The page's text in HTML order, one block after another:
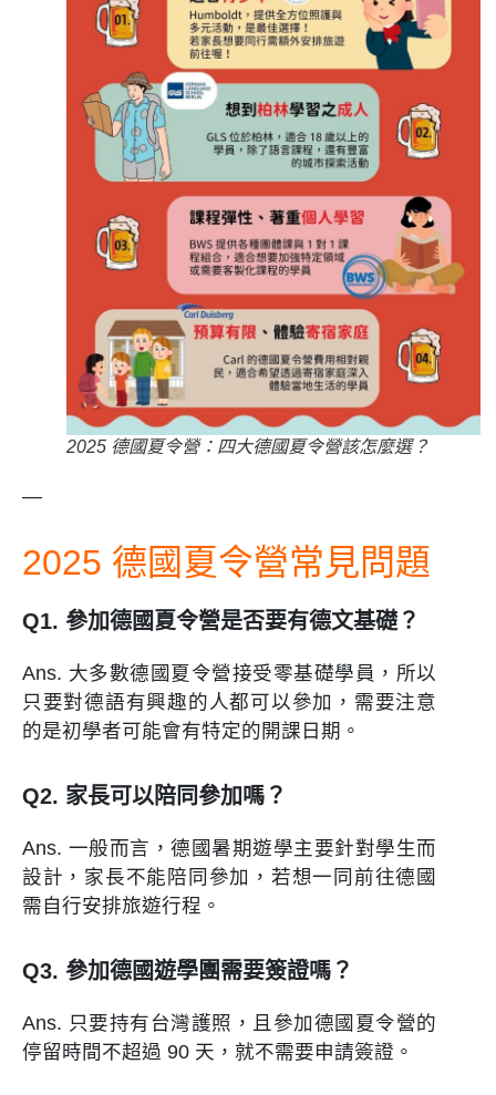
2025 德國夏令營：四大德國夏令營該怎麼選？
—
2025 德國夏令營常見問題
Q1. 參加德國夏令營是否要有德文基礎？
Ans. 大多數德國夏令營接受零基礎學員，所以
只要對德語有興趣的人都可以參加，需要注意
的是初學者可能會有特定的開課日期。
Q2. 家長可以陪同參加嗎？
Ans. 一般而言，德國暑期遊學主要針對學生而
設計，家長不能陪同參加，若想一同前往德國
需自行安排旅遊行程。
Q3. 參加德國遊學團需要簽證嗎？
Ans. 只要持有台灣護照，且參加德國夏令營的
停留時間不超過 90 天，就不需要申請簽證。